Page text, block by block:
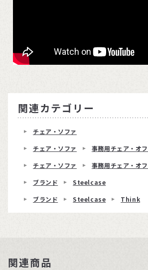
関連カテゴリー
チェア・ソファ
チェア・ソファ
事務用チェア・オ
チェア・ソファ
事務用チェア・オ
ブランド
Steelcase
ブランド
Steelcase Think
関連商品